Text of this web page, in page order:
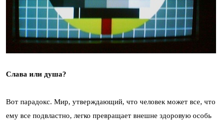
Слава или душа?
Вот парадокс. Мир, утверждающий, что человек может все, что
ему все подвластно, легко превращает внешне здоровую особь